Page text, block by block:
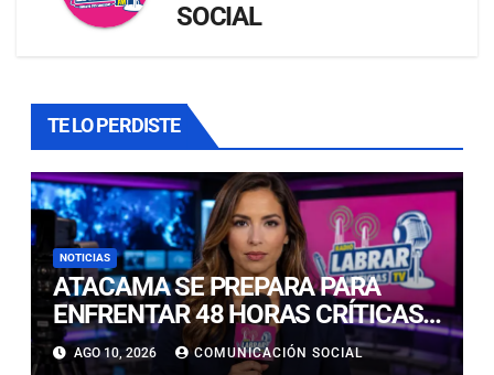
SOCIAL
TE LO PERDISTE
NOTICIAS
ATACAMA SE PREPARA PARA
ENFRENTAR 48 HORAS CRÍTICAS
POR INTENSAS PRECIPITACIONES
AGO 10, 2026 COMUNICACIÓN SOCIAL